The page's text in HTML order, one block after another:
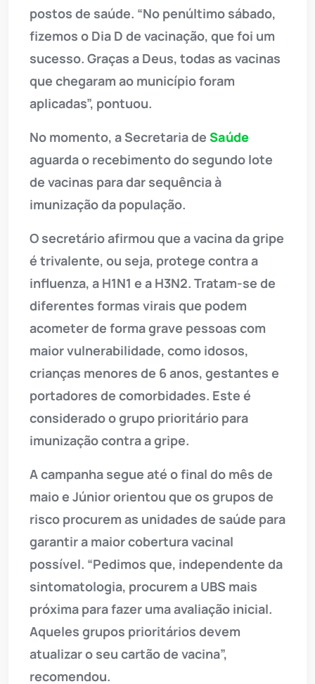
postos de saúde. “No penúltimo sábado,
fizemos o Dia D de vacinação, que foi um
sucesso. Graças a Deus, todas as vacinas
que chegaram ao município foram
aplicadas”, pontuou.
No momento, a Secretaria de Saúde
aguarda o recebimento do segundo lote
de vacinas para dar sequência à
imunização da população.
O secretário afirmou que a vacina da gripe
é trivalente, ou seja, protege contra a
influenza, a H1N1 e a H3N2. Tratam-se de
diferentes formas virais que podem
acometer de forma grave pessoas com
maior vulnerabilidade, como idosos,
crianças menores de 6 anos, gestantes e
portadores de comorbidades. Este é
considerado o grupo prioritário para
imunização contra a gripe.
A campanha segue até o final do mês de
maio e Júnior orientou que os grupos de
risco procurem as unidades de saúde para
garantir a maior cobertura vacinal
possível. “Pedimos que, independente da
sintomatologia, procurem a UBS mais
próxima para fazer uma avaliação inicial.
Aqueles grupos prioritários devem
atualizar o seu cartão de vacina”,
recomendou.